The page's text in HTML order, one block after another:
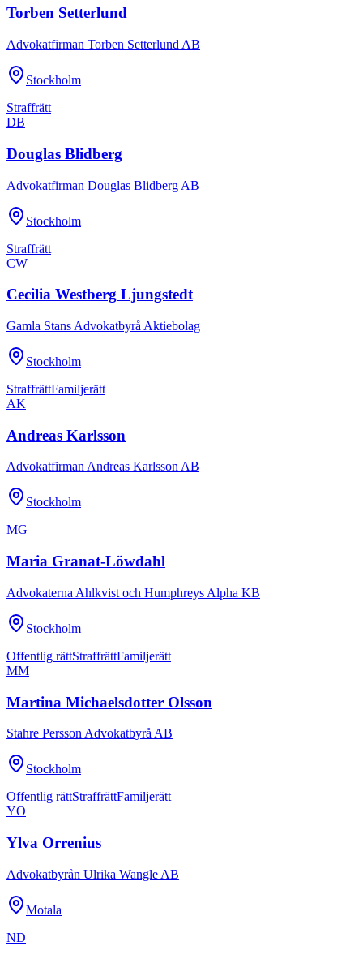
Torben Setterlund
Advokatfirman Torben Setterlund AB
Stockholm
Straffrätt
DB
Douglas Blidberg
Advokatfirman Douglas Blidberg AB
Stockholm
Straffrätt
CW
Cecilia Westberg Ljungstedt
Gamla Stans Advokatbyrå Aktiebolag
Stockholm
StraffrättFamiljerätt
AK
Andreas Karlsson
Advokatfirman Andreas Karlsson AB
Stockholm
MG
Maria Granat-Löwdahl
Advokaterna Ahlkvist och Humphreys Alpha KB
Stockholm
Offentlig rättStraffrättFamiljerätt
MM
Martina Michaelsdotter Olsson
Stahre Persson Advokatbyrå AB
Stockholm
Offentlig rättStraffrättFamiljerätt
YO
Ylva Orrenius
Advokatbyrån Ulrika Wangle AB
Motala
ND